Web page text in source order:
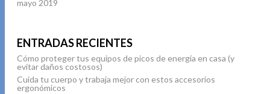
mayo 2019
ENTRADAS RECIENTES
Cómo proteger tus equipos de picos de energía en casa (y
evitar daños costosos)
Cuida tu cuerpo y trabaja mejor con estos accesorios
ergonómicos